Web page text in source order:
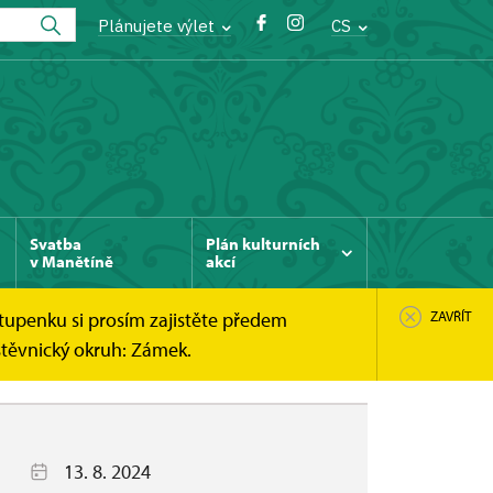
Plánujete výlet CS
Svatba
v Manětíně
Plán kulturních
akcí
si prosím zajistěte předem
okruh: Zámek.
ZAVŘÍT
13. 8. 2024